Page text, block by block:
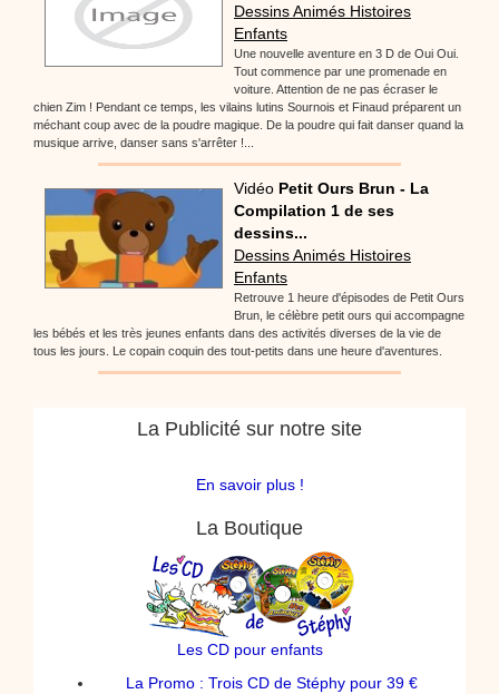
Dessins Animés Histoires
Enfants
Une nouvelle aventure en 3 D de Oui Oui.
Tout commence par une promenade en
voiture. Attention de ne pas écraser le
chien Zim ! Pendant ce temps, les vilains lutins Sournois et Finaud préparent un
méchant coup avec de la poudre magique. De la poudre qui fait danser quand la
musique arrive, danser sans s'arrêter !...
Vidéo Petit Ours Brun - La
Compilation 1 de ses
dessins...
Dessins Animés Histoires
Enfants
Retrouve 1 heure d'épisodes de Petit Ours
Brun, le célèbre petit ours qui accompagne
les bébés et les très jeunes enfants dans des activités diverses de la vie de
tous les jours. Le copain coquin des tout-petits dans une heure d'aventures.
La Publicité sur notre site
En savoir plus !
La Boutique
Les CD pour enfants
La Promo : Trois CD de Stéphy pour 39 €